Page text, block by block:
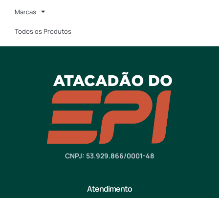
Marcas
Todos os Produtos
CNPJ: 53.929.866/0001-48
Atendimento